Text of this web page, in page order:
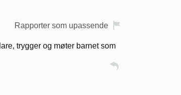
Rapporter som upassende
trygger og møter barnet som